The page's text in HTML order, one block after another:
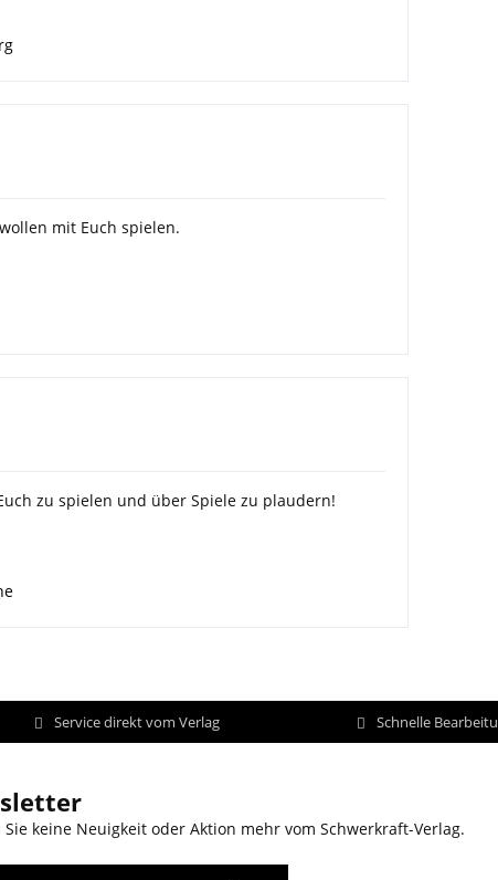
mit Euch spielen.
zu spielen und über Spiele zu plaudern!
Service direkt vom Verlag Schnelle
keine Neuigkeit oder Aktion mehr vom Schwerkraft-Verlag.